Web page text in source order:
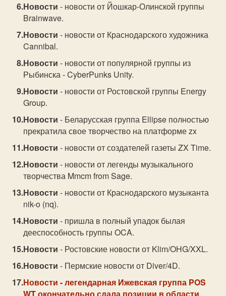
Новости - новости от Йошкар-Олинской группы
Brainwave.
Новости - новости от Краснодарского художника
Cannibal.
Новости - новости от популярной группы из
Рыбинска - CyberPunks Unity.
Новости - новости от Ростовской группы Energy
Group.
Новости - Беларусская группа Ellipse полностью
прекратила свое творчество на платформе zx
Новости - новости от создателей газеты ZX Time.
Новости - новости от легенды музыкального
творчества Mmcm from Sage.
Новости - новости от Краснодарского музыканта
nik-o (nq).
Новости - пришла в полный упадок былая
дееспособность группы OCA.
Новости - Ростовские новости от Klim/OHG/XXL.
Новости - Пермские новости от Diver/4D.
Новости - легендарная Ижевская группа POS